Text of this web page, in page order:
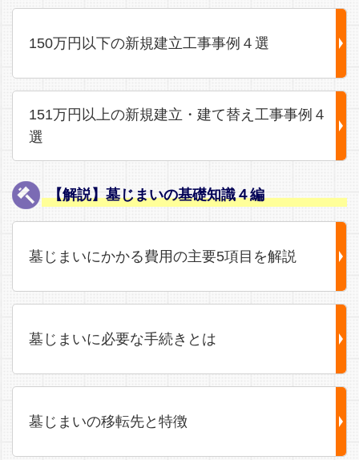
150万円以下の新規建立工事事例４選
151万円以上の新規建立・建て替え工事事例４
選
【解説】墓じまいの基礎知識４編
墓じまいにかかる費用の主要5項目を解説
墓じまいに必要な手続きとは
墓じまいの移転先と特徴